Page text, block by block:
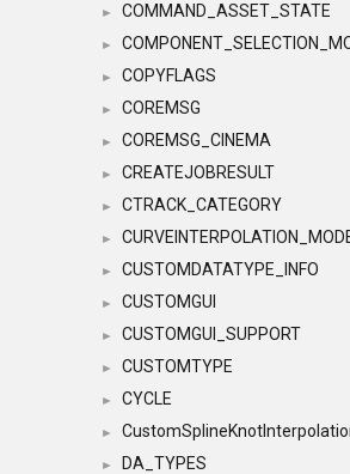
► COMMAND_ASSET_STATE
►
► COPYFLAGS
► COREMSG
► COREMSG_CINEMA
► CREATEJOBRESULT
► CTRACK_CATEGORY
►
► CUSTOMDATATYPE_INFO
► CUSTOMGUI
► CUSTOMGUI_SUPPORT
► CUSTOMTYPE
► CYCLE
►
► DA_TYPES